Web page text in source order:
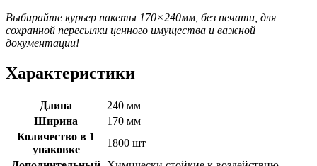
Выбирайте курьер пакеты 170×240мм, без печати, для
сохранной пересылки ценного имущества и важной
документации!
Характеристики
Длина
240 мм
Ширина
170 мм
Количество в 1
упаковке
1800 шт